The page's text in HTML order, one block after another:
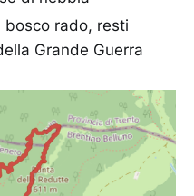
bosco rado, resti
Grande Guerra